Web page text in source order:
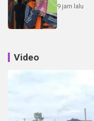
9 jam lalu
Video